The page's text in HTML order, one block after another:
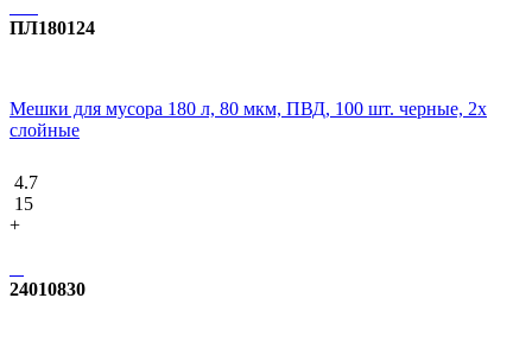
ПЛ180124
Мешки для мусора 180 л, 80 мкм, ПВД, 100 шт. черные, 2х
слойные
4.7
15
+
24010830